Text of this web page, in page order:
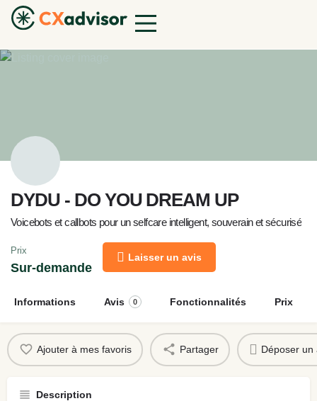
DYDU - DO YOU DREAM UP
Voicebots et callbots pour un selfcare intelligent, souverain et sécurisé
Prix
Sur-demande
Laisser un avis
Informations Avis 0 Fonctionnalités Prix
Ajouter à mes favoris Partager Déposer un
Description